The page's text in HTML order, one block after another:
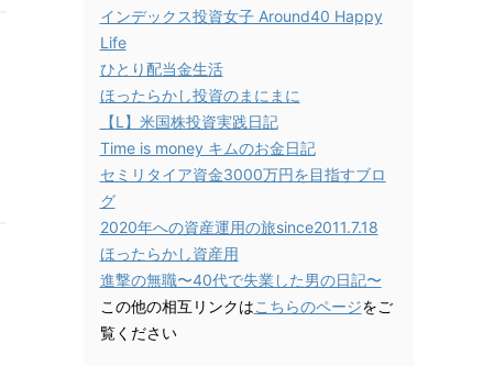
インデックス投資女子 Around40 Happy
Life
ひとり配当金生活
ほったらかし投資のまにまに
【L】米国株投資実践日記
Time is money キムのお金日記
セミリタイア資金3000万円を目指すブロ
グ
2020年への資産運用の旅since2011.7.18
ほったらかし資産用
進撃の無職〜40代で失業した男の日記〜
この他の相互リンクはこちらのページをご
覧ください